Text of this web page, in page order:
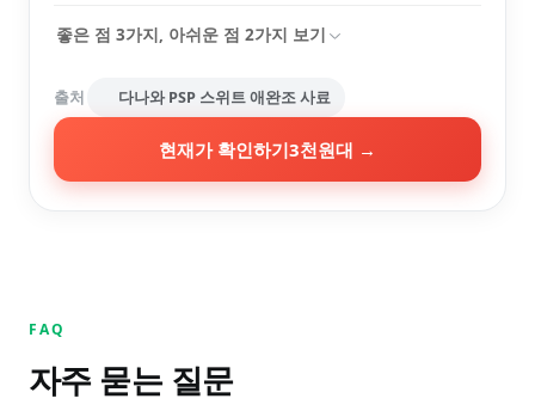
좋은 점 3가지, 아쉬운 점 2가지 보기
출처 다나와 PSP 스위트 애완조 사료
현재가 확인하기3천원대 →
FAQ
자주 묻는 질문